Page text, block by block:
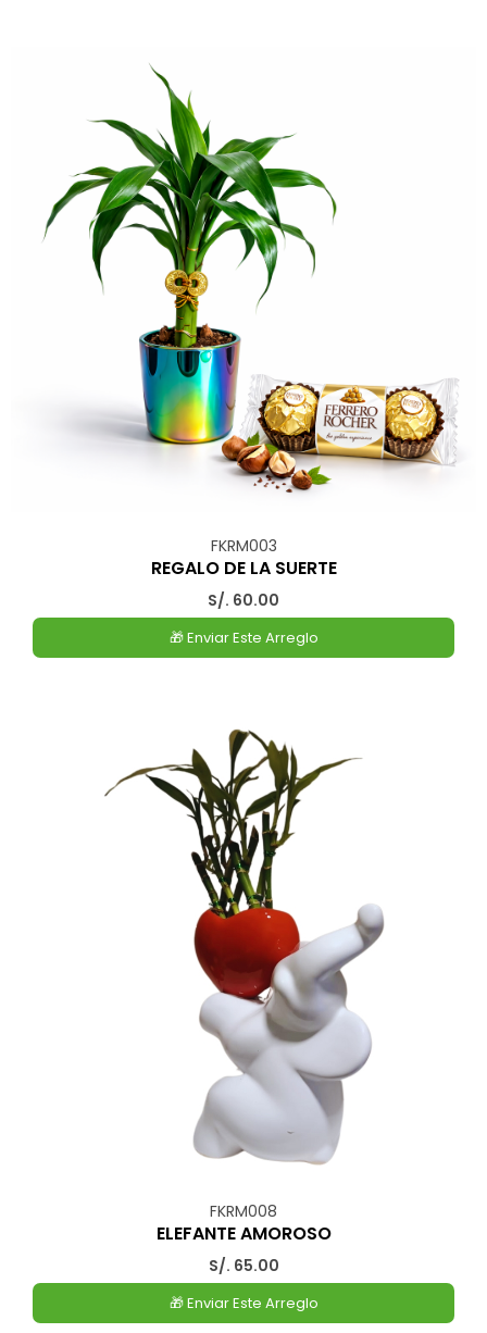
FKRM003
REGALO DE LA SUERTE
S/. 60.00
🎁 Enviar Este Arreglo
FKRM008
ELEFANTE AMOROSO
S/. 65.00
🎁 Enviar Este Arreglo